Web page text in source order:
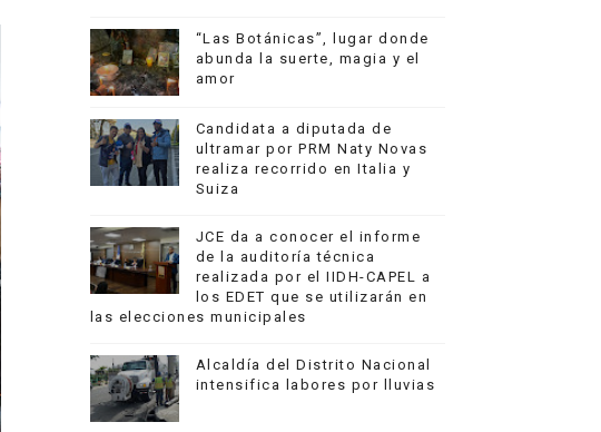
Music Week
de Doctores
Norte
el amor”
de Movilidad Sostenible
EN EE.UU
“Las Botánicas”, lugar donde
abunda la suerte, magia y el
amor
Candidata a diputada de
ultramar por PRM Naty Novas
realiza recorrido en Italia y
Suiza
JCE da a conocer el informe
de la auditoría técnica
realizada por el IIDH-CAPEL a
los EDET que se utilizarán en
las elecciones municipales
Alcaldía del Distrito Nacional
intensifica labores por lluvias